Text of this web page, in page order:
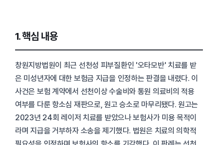
1. 핵심 내용
창원지방법원이 최근 선천성 피부질환인 '오타모반' 치료를 받
은 미성년자에 대한 보험금 지급을 인정하는 판결을 내렸다. 이
사건은 보험 계약에서 선천이상 수술비와 통원 의료비의 적용
여부를 다룬 항소심 재판으로, 원고 승소로 마무리됐다. 원고는
2023년 24회 레이저 치료를 받았으나 보험사가 미용 목적이
라며 지급을 거부하자 소송을 제기했다. 법원은 치료의 의학적